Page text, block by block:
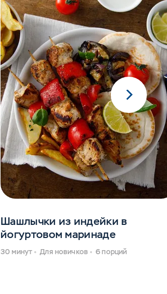
Шашлычки из индейки в
йогуртовом маринаде
30 минут Для новичков 6 порций